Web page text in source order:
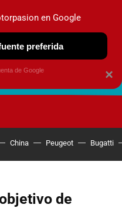
China Peugeot Bugatti
de
×
en Google
preferida
de Google